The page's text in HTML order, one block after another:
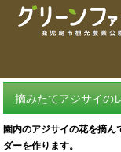
摘みたてアジサイの
園内のアジサイの花を摘ん
ダーを作ります。